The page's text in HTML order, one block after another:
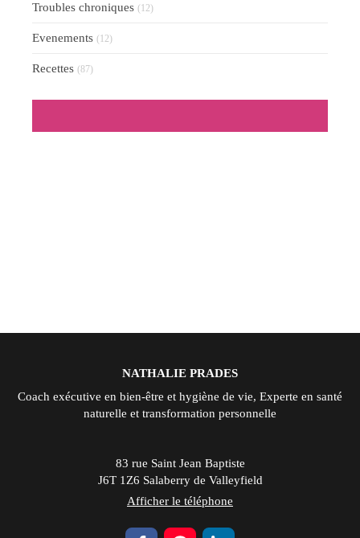
Troubles chroniques (12)
Evenements (12)
Recettes (87)
NATHALIE PRADES
Coach exécutive en bien-être et hygiène de vie, Experte en santé
naturelle et transformation personnelle
83 rue Saint Jean Baptiste
J6T 1Z6 Salaberry de Valleyfield
Afficher le téléphone